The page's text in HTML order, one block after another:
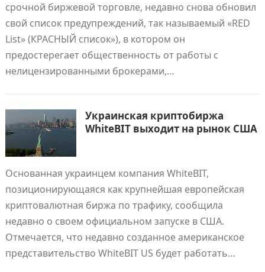
срочной биржевой торговле, недавно снова обновил
свой список предупреждений, так называемый «RED
List» (КРАСНЫЙ список»), в котором он
предостерегает общественность от работы с
нелицензированными брокерами,…
Украинская криптобиржа
WhiteBIT выходит на рынок США
Основанная украинцем компания WhiteBIT,
позиционирующаяся как крупнейшая европейская
криптовалютная биржа по трафику, сообщила
недавно о своем официальном запуске в США.
Отмечается, что недавно созданное американское
представительство WhiteBIT US будет работать…